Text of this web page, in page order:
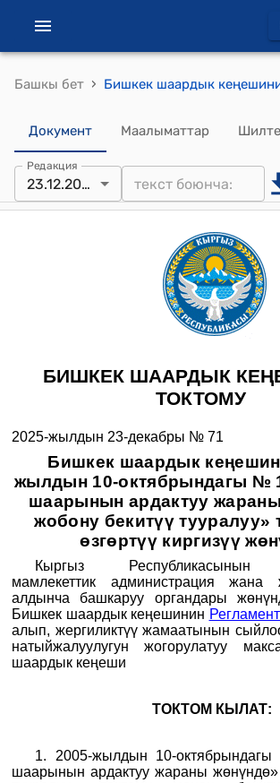
Башкы бет ›
Документ Маалыматтар
Редакция
23.12.2025